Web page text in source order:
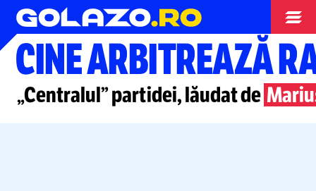
Superliga
CINE ARBITREAZĂ
„Centralul” partidei, lăudat de